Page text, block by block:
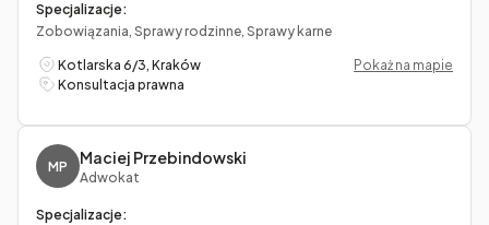
Specjalizacje:
Zobowiązania, Sprawy rodzinne, Sprawy karne
Kotlarska 6/3, Kraków
Pokaż na mapie
Konsultacja prawna
MP Maciej Przebindowski
Adwokat
Specjalizacje: